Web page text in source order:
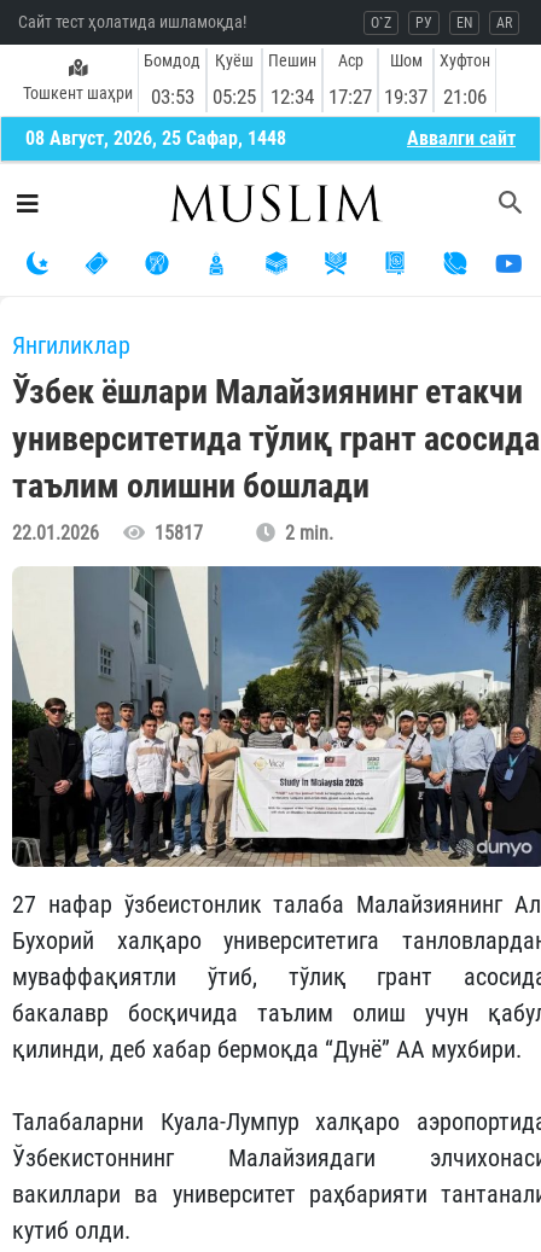
Сайт тест ҳолатида ишламоқда! O`Z РУ EN AR
Тошкент шаҳри
Бомдод
03:53
Қуёш
05:25
Пешин
12:34
Аср
17:27
Шом
19:37
Хуфтон
21:06
08 Август, 2026, 25 Сафар, 1448 Aввалги сайт
Янгиликлар
Ўзбек ёшлари Малайзиянинг етакчи
университетида тўлиқ грант асосида
таълим олишни бошлади
22.01.2026 15817 2 min.
27 нафар ўзбеистонлик талаба Малайзиянинг
Бухорий халқаро университетига
муваффақиятли ўтиб, тўлиқ грант
бакалавр босқичида таълим олиш учун
қилинди, деб хабар бермоқда “Дунё” АА мухбири.
Талабаларни Куала-Лумпур халқаро
Ўзбекистоннинг Малайзиядаги
вакиллари ва университет раҳбарияти
кутиб олди.